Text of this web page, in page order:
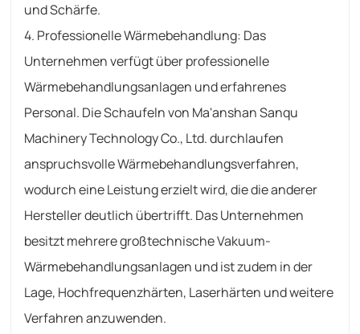
und Schärfe.
4. Professionelle Wärmebehandlung: Das
Unternehmen verfügt über professionelle
Wärmebehandlungsanlagen und erfahrenes
Personal. Die Schaufeln von Ma'anshan Sanqu
Machinery Technology Co., Ltd. durchlaufen
anspruchsvolle Wärmebehandlungsverfahren,
wodurch eine Leistung erzielt wird, die die anderer
Hersteller deutlich übertrifft. Das Unternehmen
besitzt mehrere großtechnische Vakuum-
Wärmebehandlungsanlagen und ist zudem in der
Lage, Hochfrequenzhärten, Laserhärten und weitere
Verfahren anzuwenden.